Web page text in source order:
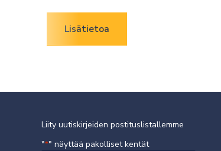
Lisätietoa
Liity uutiskirjeiden postituslistallemme
"*" näyttää pakolliset kentät